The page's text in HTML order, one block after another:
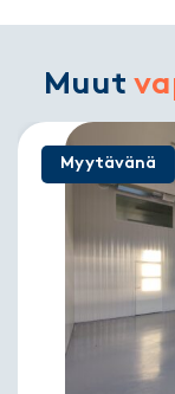
Muut
Myytävänä